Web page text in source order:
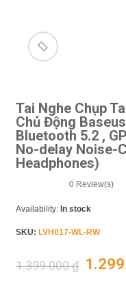
🔍
Tai Nghe Chụp
Chủ Động
Bluetooth 5.2 ,
No-delay Noise-
Headphones)
0 Review(s)
Availability: In stock
SKU: LVH017-WL-RW
1.399.000₫